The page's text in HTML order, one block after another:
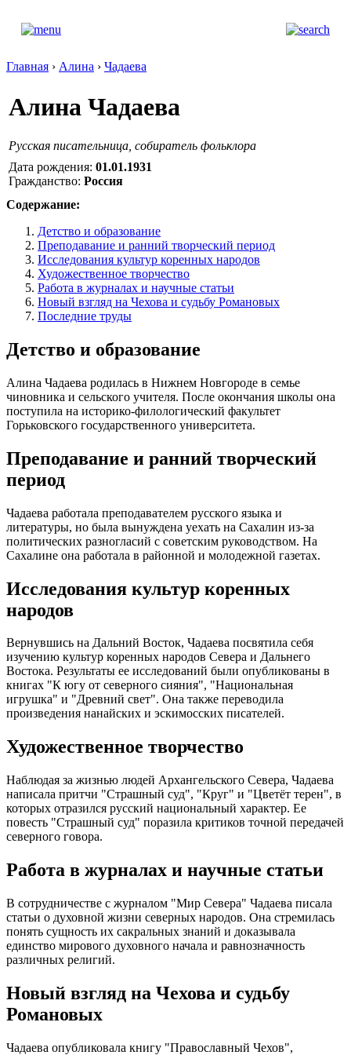
Главная › Алина › Чадаева
Алина Чадаева
Русская писательница, собиратель фольклора
Дата рождения: 01.01.1931
Гражданство: Россия
Содержание:
Детство и образование
Преподавание и ранний творческий период
Исследования культур коренных народов
Художественное творчество
Работа в журналах и научные статьи
Новый взгляд на Чехова и судьбу Романовых
Последние труды
Детство и образование
Алина Чадаева родилась в Нижнем Новгороде в семье
чиновника и сельского учителя. После окончания школы она
поступила на историко-филологический факультет
Горьковского государственного университета.
Преподавание и ранний творческий
период
Чадаева работала преподавателем русского языка и
литературы, но была вынуждена уехать на Сахалин из-за
политических разногласий с советским руководством. На
Сахалине она работала в районной и молодежной газетах.
Исследования культур коренных
народов
Вернувшись на Дальний Восток, Чадаева посвятила себя
изучению культур коренных народов Севера и Дальнего
Востока. Результаты ее исследований были опубликованы в
книгах "К югу от северного сияния", "Национальная
игрушка" и "Древний свет". Она также переводила
произведения нанайских и эскимосских писателей.
Художественное творчество
Наблюдая за жизнью людей Архангельского Севера, Чадаева
написала притчи "Страшный суд", "Круг" и "Цветёт терен", в
которых отразился русский национальный характер. Ее
повесть "Страшный суд" поразила критиков точной передачей
северного говора.
Работа в журналах и научные статьи
В сотрудничестве с журналом "Мир Севера" Чадаева писала
статьи о духовной жизни северных народов. Она стремилась
понять сущность их сакральных знаний и доказывала
единство мирового духовного начала и равнозначность
различных религий.
Новый взгляд на Чехова и судьбу
Романовых
Чадаева опубликовала книгу "Православный Чехов",